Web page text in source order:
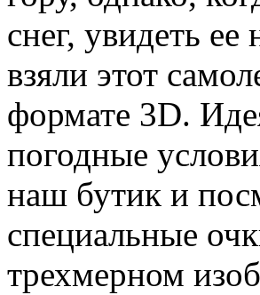
снег, увидеть
взяли этот
формате 3D.
погодные
наш бутик и
специальные
трехмерном